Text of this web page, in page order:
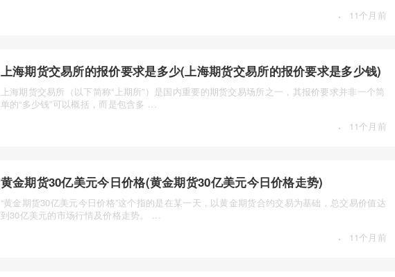
· 11个月前
上海期货交易所的报价要求是多少(上海期货交易所的报价要求是多少钱)
上海期货交易所（以下简称“上期所”）是国内重要的期货交易场所之一，其报价要求并非一个简
单的“多少钱”可以概括，而是包含多 ...
· 11个月前
黄金期货30亿美元今日价格(黄金期货30亿美元今日价格走势)
“黄金期货30亿美元今日价格”这个指的是在某一天，以黄金期货合约交易为基础，总交易价值达
到30亿美元的市场行情及价格走势。 ...
· 11个月前